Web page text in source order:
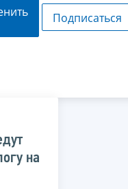
Подписаться
на